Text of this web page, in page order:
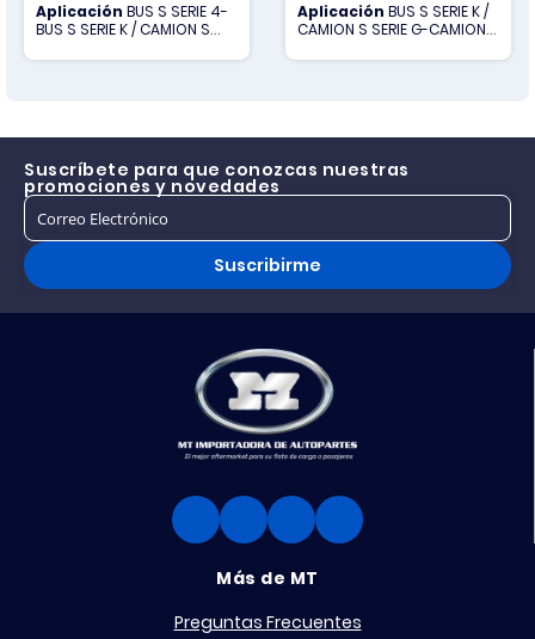
Aplicación BUS S SERIE 4-
BUS S SERIE K / CAMION S
CAMION S SERIE R
Aplicación BUS S SERIE K /
CAMION S SERIE G-CAMION S
Suscríbete para que conozcas nuestras
promociones y novedades
Suscribirme
Más de MT
Preguntas Frecuentes